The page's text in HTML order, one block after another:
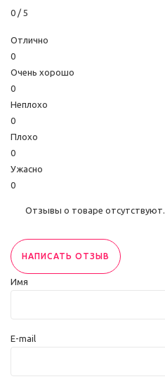
0 / 5
Отлично
0
Очень хорошо
0
Неплохо
0
Плохо
0
Ужасно
0
Отзывы о товаре отсутствуют.
НАПИСАТЬ ОТЗЫВ
Имя
E-mail